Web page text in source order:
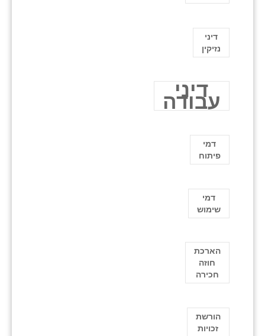
דיני
נזיקין
דיני
עבודה
דמי
פיתוח
דמי
שימוש
הארכת
חוזה
חכירה
הורשת
זכויות